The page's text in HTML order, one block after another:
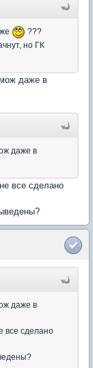
???
но ГК
мож даже в
даже в
все сделано
даже в
все сделано